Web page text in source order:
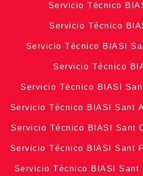
Servicio Técnico
Servicio Técnico
Servicio Técnico BIASI
Servicio Técnico
Servicio Técnico BIASI
Servicio Técnico BIASI Sant
Servicio Técnico BIASI Sant
Servicio Técnico BIASI Sant
Servicio Técnico BIASI